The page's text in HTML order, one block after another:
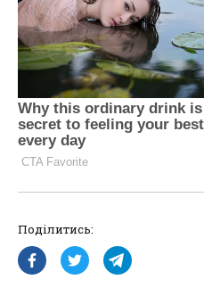
Поділитись: